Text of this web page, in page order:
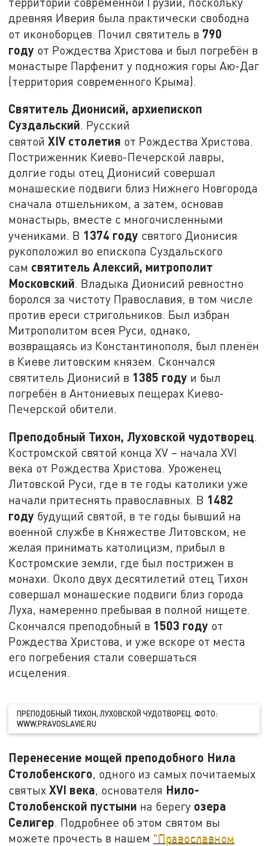
древняя Иверия была практически свободна
от иконоборцев. Почил святитель в 790
году от Рождества Христова и был погребён в
монастыре Парфенит у подножия горы Аю-Даг
(территория современного Крыма).
Святитель Дионисий, архиепископ
Суздальский. Русский
святойXIVстолетия от Рождества Христова.
Постриженник Киево-Печерской лавры,
долгие годы отец Дионисий совершал
монашеские подвиги близ Нижнего Новгорода
сначала отшельником, а затем, основав
монастырь, вместе с многочисленными
учениками. В 1374 году святого Дионисия
рукоположил во епископа Суздальского
сам святитель Алексий, митрополит
Московский. Владыка Дионисий ревностно
боролся за чистоту Православия, в том числе
против ереси стригольников. Был избран
Митрополитом всея Руси, однако,
возвращаясь из Константинополя, был пленён
в Киеве литовским князем. Скончался
святитель Дионисий в 1385 году и был
погребён в Антониевых пещерах Киево-
Печерской обители.
Преподобный Тихон, Луховской чудотворец.
Костромской святой конца XV – начала XVI
века от Рождества Христова. Уроженец
Литовской Руси, где в те годы католики уже
начали притеснять православных. В 1482
году будущий святой, в те годы бывший на
военной службе в Княжестве Литовском, не
желая принимать католицизм, прибыл в
Костромские земли, где был пострижен в
монахи. Около двух десятилетий отец Тихон
совершал монашеские подвиги близ города
Луха, намеренно пребывая в полной нищете.
Скончался преподобный в 1503 году от
Рождества Христова, и уже вскоре от места
его погребения стали совершаться
исцеления.
ПРЕПОДОБНЫЙ ТИХОН, ЛУХОВСКОЙ ЧУДОТВОРЕЦ. ФОТО:
WWW.PRAVOSLAVIE.RU
Перенесение мощей преподобного Нила
Столобенского, одного из самых почитаемых
святыхXVI века, основателя Нило-
Столобенской пустыни на берегу озера
Селигер. Подробнее об этом святом вы
можете прочесть в нашем "Православном